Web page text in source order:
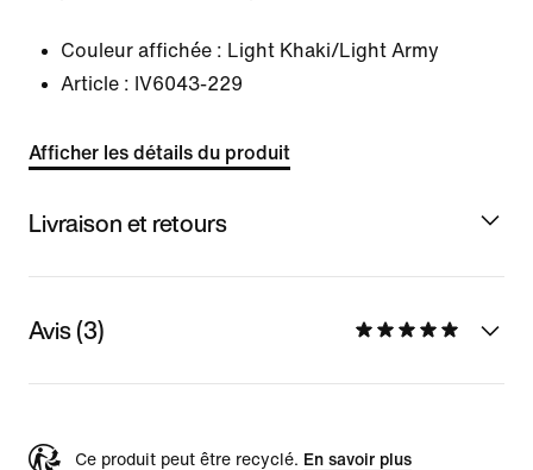
Couleur affichée : Light Khaki/Light Army
Article : IV6043-229
Afficher les détails du produit
Livraison et retours
Avis (3)
Ce produit peut être recyclé. En savoir plus